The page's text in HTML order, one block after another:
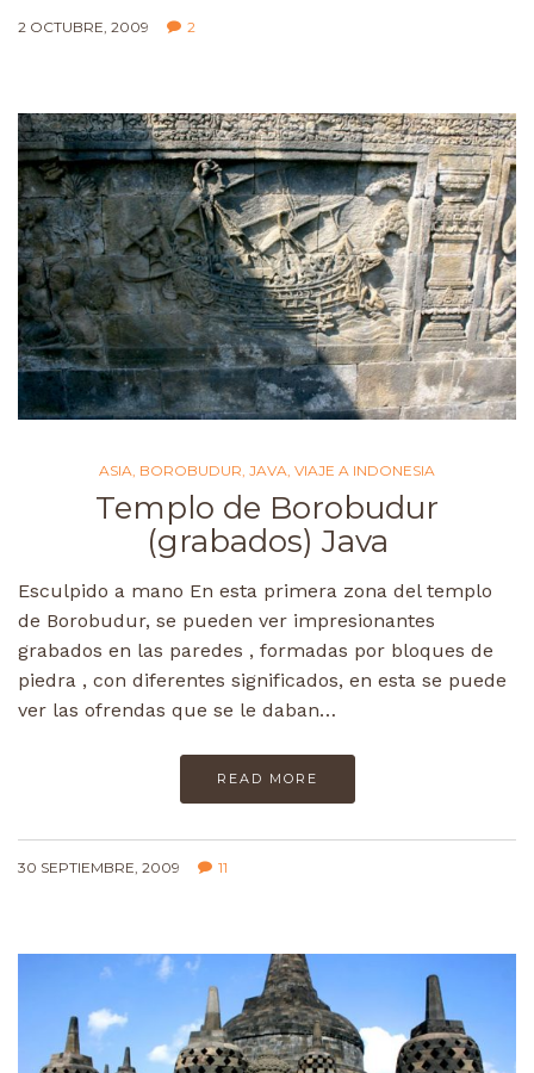
2 OCTUBRE, 2009 2
ASIA, BOROBUDUR, JAVA, VIAJE A INDONESIA
Templo de Borobudur
(grabados) Java
Esculpido a mano En esta primera zona del templo
de Borobudur, se pueden ver impresionantes
grabados en las paredes , formadas por bloques de
piedra , con diferentes significados, en esta se puede
ver las ofrendas que se le daban…
READ MORE
30 SEPTIEMBRE, 2009 11